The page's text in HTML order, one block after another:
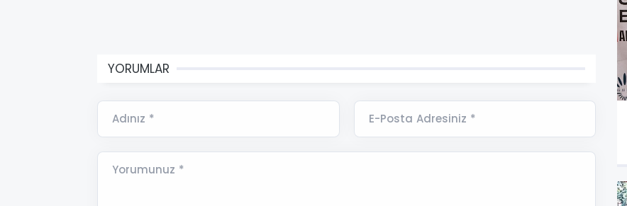
YORUMLAR
Adınız * E-Posta Adresiniz *
Yorumunuz *